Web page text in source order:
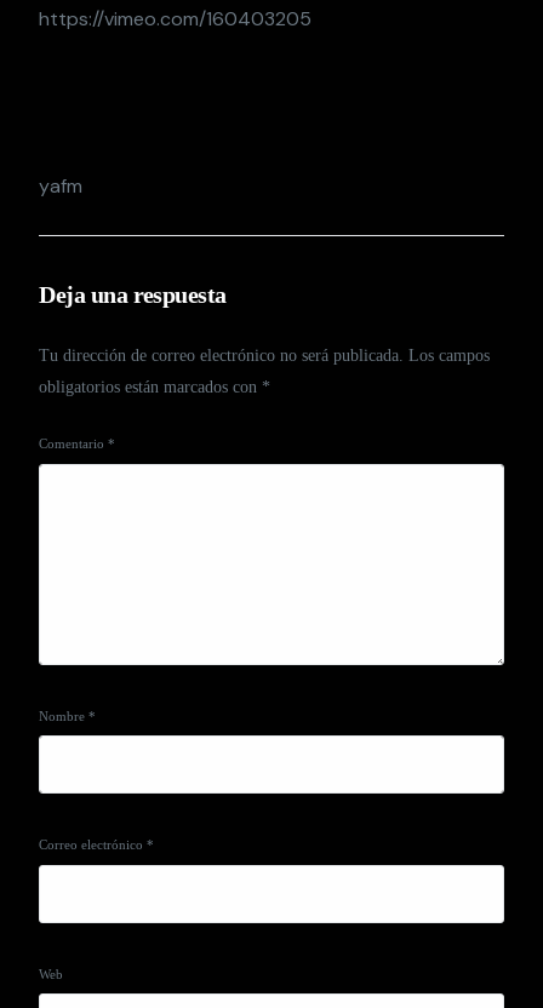
https://vimeo.com/160403205
yafm
Deja una respuesta
Tu dirección de correo electrónico no será publicada. Los campos
obligatorios están marcados con *
Comentario*
Nombre*
Correo electrónico*
Web